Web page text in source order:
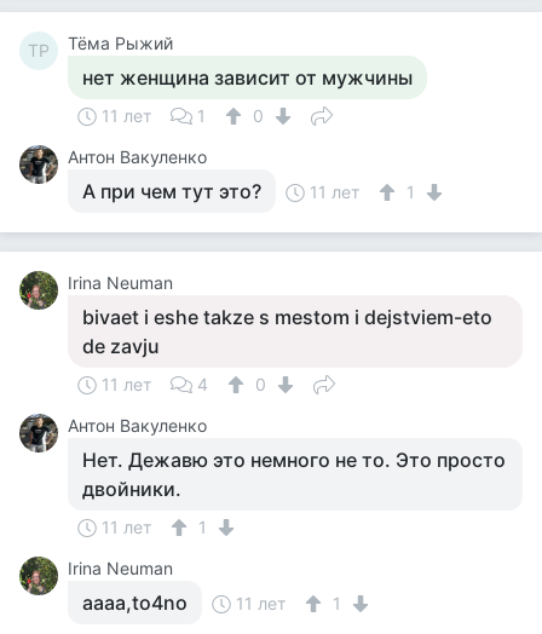
ТР Тёма Рыжий
нет женщина зависит от мужчины
11 лет 1
0
Антон Вакуленко
А при чем тут это? 11 лет 1
Irina Neuman
bivaet i eshe takze s mestom i dejstviem-eto
de zavju
11 лет 4
0
Антон Вакуленко
Нет. Дежавю это немного не то. Это просто
двойники.
11 лет
1
Irina Neuman
aaaa,to4no 11 лет 1